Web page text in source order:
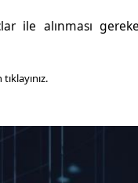
ile alınması
tıklayınız.